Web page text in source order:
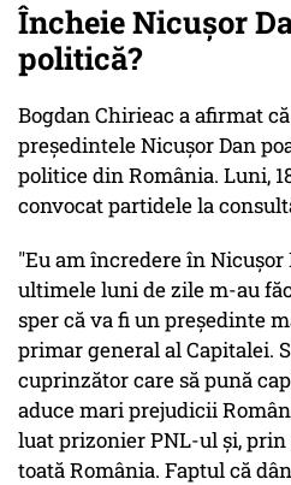
Încheie Nicuşor
politică?
Bogdan Chirieac a afirmat
preşedintele Nicuşor Dan
politice din România. Luni,
convocat partidele la
"Eu am încredere în
ultimele luni de zile m-au
sper că va fi un preşedinte
primar general al Capitalei.
cuprinzător care să pună
aduce mari prejudicii
luat prizonier PNL-ul şi, prin
toată România. Faptul că